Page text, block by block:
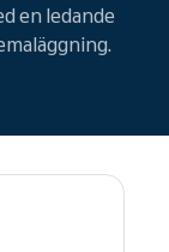
en ledande